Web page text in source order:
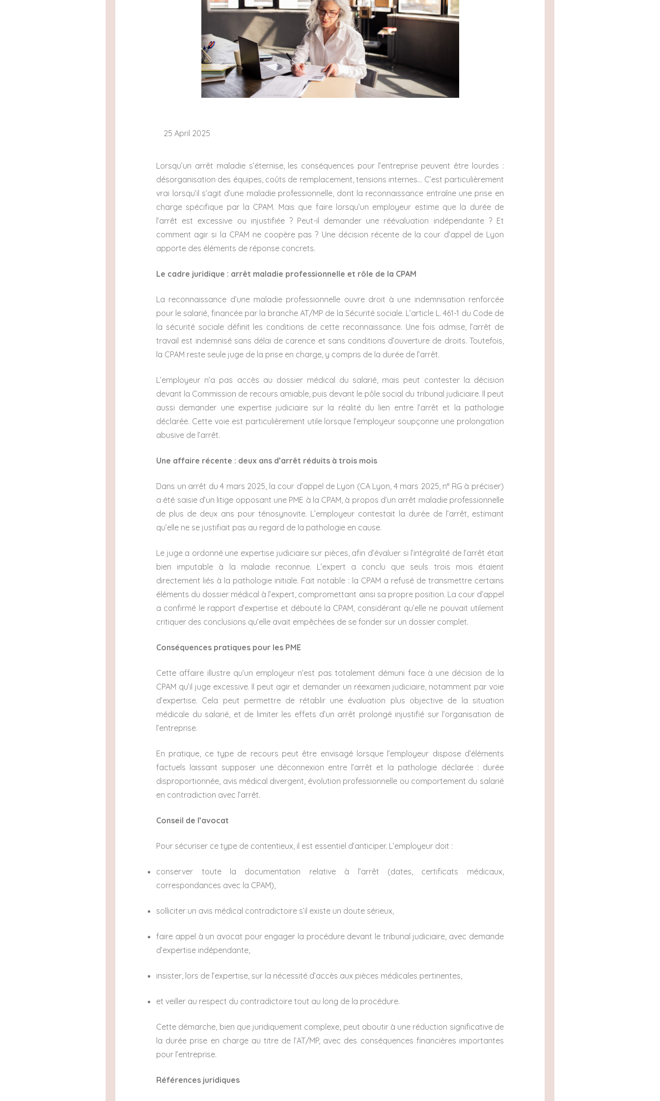
25 April 2025
Lorsqu’un arrêt maladie s’éternise, les conséquences pour l’entreprise peuvent être lourdes :
désorganisation des équipes, coûts de remplacement, tensions internes… C’est particulièrement
vrai lorsqu’il s’agit d’une maladie professionnelle, dont la reconnaissance entraîne une prise en
charge spécifique par la CPAM. Mais que faire lorsqu’un employeur estime que la durée de
l’arrêt est excessive ou injustifiée ? Peut-il demander une réévaluation indépendante ? Et
comment agir si la CPAM ne coopère pas ? Une décision récente de la cour d’appel de Lyon
apporte des éléments de réponse concrets.
Le cadre juridique : arrêt maladie professionnelle et rôle de la CPAM
La reconnaissance d’une maladie professionnelle ouvre droit à une indemnisation renforcée
pour le salarié, financée par la branche AT/MP de la Sécurité sociale. L’article L. 461-1 du Code de
la sécurité sociale définit les conditions de cette reconnaissance. Une fois admise, l’arrêt de
travail est indemnisé sans délai de carence et sans conditions d’ouverture de droits. Toutefois,
la CPAM reste seule juge de la prise en charge, y compris de la durée de l’arrêt.
L’employeur n’a pas accès au dossier médical du salarié, mais peut contester la décision
devant la Commission de recours amiable, puis devant le pôle social du tribunal judiciaire. Il peut
aussi demander une expertise judiciaire sur la réalité du lien entre l’arrêt et la pathologie
déclarée. Cette voie est particulièrement utile lorsque l’employeur soupçonne une prolongation
abusive de l’arrêt.
Une affaire récente : deux ans d’arrêt réduits à trois mois
Dans un arrêt du 4 mars 2025, la cour d’appel de Lyon (CA Lyon, 4 mars 2025, n° RG à préciser)
a été saisie d’un litige opposant une PME à la CPAM, à propos d’un arrêt maladie professionnelle
de plus de deux ans pour ténosynovite. L’employeur contestait la durée de l’arrêt, estimant
qu’elle ne se justifiait pas au regard de la pathologie en cause.
Le juge a ordonné une expertise judiciaire sur pièces, afin d’évaluer si l’intégralité de l’arrêt était
bien imputable à la maladie reconnue. L’expert a conclu que seuls trois mois étaient
directement liés à la pathologie initiale. Fait notable : la CPAM a refusé de transmettre certains
éléments du dossier médical à l’expert, compromettant ainsi sa propre position. La cour d’appel
a confirmé le rapport d’expertise et débouté la CPAM, considérant qu’elle ne pouvait utilement
critiquer des conclusions qu’elle avait empêchées de se fonder sur un dossier complet.
Conséquences pratiques pour les PME
Cette affaire illustre qu’un employeur n’est pas totalement démuni face à une décision de la
CPAM qu’il juge excessive. Il peut agir et demander un réexamen judiciaire, notamment par voie
d’expertise. Cela peut permettre de rétablir une évaluation plus objective de la situation
médicale du salarié, et de limiter les effets d’un arrêt prolongé injustifié sur l’organisation de
l’entreprise.
En pratique, ce type de recours peut être envisagé lorsque l’employeur dispose d’éléments
factuels laissant supposer une déconnexion entre l’arrêt et la pathologie déclarée : durée
disproportionnée, avis médical divergent, évolution professionnelle ou comportement du salarié
en contradiction avec l’arrêt.
Conseil de l’avocat
Pour sécuriser ce type de contentieux, il est essentiel d’anticiper. L’employeur doit :
conserver toute la documentation relative à l’arrêt (dates, certificats médicaux,
correspondances avec la CPAM),
solliciter un avis médical contradictoire s’il existe un doute sérieux,
faire appel à un avocat pour engager la procédure devant le tribunal judiciaire, avec demande
d’expertise indépendante,
insister, lors de l’expertise, sur la nécessité d’accès aux pièces médicales pertinentes,
et veiller au respect du contradictoire tout au long de la procédure.
Cette démarche, bien que juridiquement complexe, peut aboutir à une réduction significative de
la durée prise en charge au titre de l’AT/MP, avec des conséquences financières importantes
pour l’entreprise.
Références juridiques